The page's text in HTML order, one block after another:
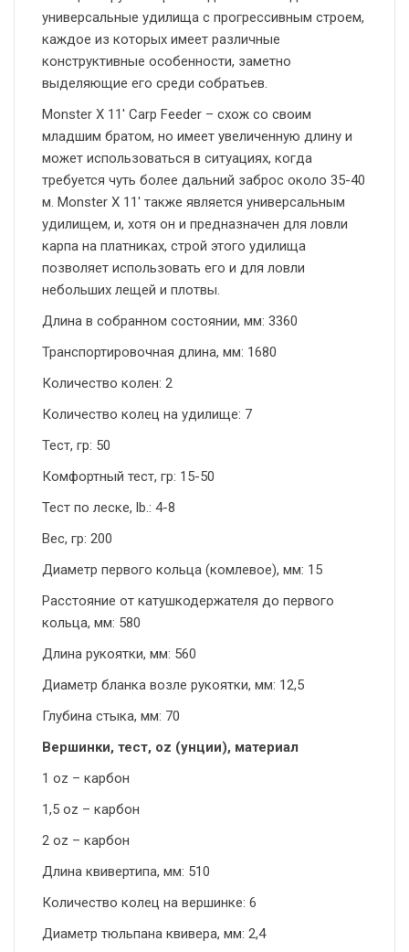
универсальные удилища с прогрессивным строем,
каждое из которых имеет различные
конструктивные особенности, заметно
выделяющие его среди собратьев.
Monster X 11′ Carp Feeder – схож со своим
младшим братом, но имеет увеличенную длину и
может использоваться в ситуациях, когда
требуется чуть более дальний заброс около 35-40
м. Monster X 11′ также является универсальным
удилищем, и, хотя он и предназначен для ловли
карпа на платниках, строй этого удилища
позволяет использовать его и для ловли
небольших лещей и плотвы.
Длина в собранном состоянии, мм: 3360
Транспортировочная длина, мм: 1680
Количество колен: 2
Количество колец на удилище: 7
Тест, гр: 50
Комфортный тест, гр: 15-50
Тест по леске, lb.: 4-8
Вес, гр: 200
Диаметр первого кольца (комлевое), мм: 15
Расстояние от катушкодержателя до первого
кольца, мм: 580
Длина рукоятки, мм: 560
Диаметр бланка возле рукоятки, мм: 12,5
Глубина стыка, мм: 70
Вершинки, тест, oz (унции), материал
1 oz – карбон
1,5 oz – карбон
2 oz – карбон
Длина квивертипа, мм: 510
Количество колец на вершинке: 6
Диаметр тюльпана квивера, мм: 2,4